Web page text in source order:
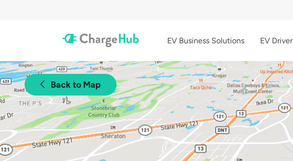
EV Business Solutions EV
Back to Map